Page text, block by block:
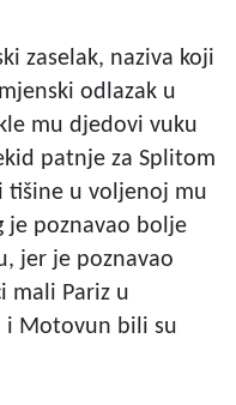
zaselak, naziva koji
odlazak u
mu djedovi vuku
patnje za Splitom
tišine u voljenoj mu
je poznavao bolje
jer je poznavao
mali Pariz u
i Motovun bili su